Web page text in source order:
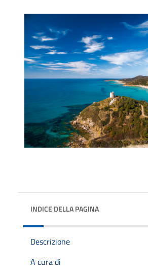
INDICE DELLA PAGINA
Descrizione
A cura di